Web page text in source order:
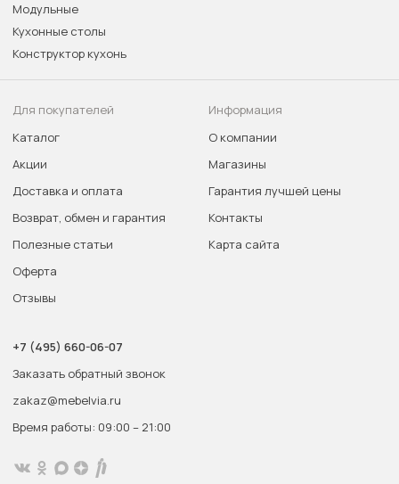
Модульные
Кухонные столы
Конструктор кухонь
Для покупателей
Каталог
Акции
Доставка и оплата
Возврат, обмен и гарантия
Полезные статьи
Оферта
Отзывы
Информация
О компании
Магазины
Гарантия лучшей цены
Контакты
Карта сайта
+7 (495) 660-06-07
Заказать обратный звонок
zakaz@mebelvia.ru
Время работы: 09:00 – 21:00